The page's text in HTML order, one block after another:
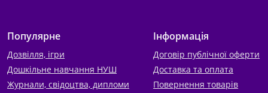
Популярне
Дозвілля, ігри
Дошкільне навчання НУШ
Журнали, свідоцтва, дипломи
Інформація
Договір публічної оферти
Доставка та оплата
Повернення товарів